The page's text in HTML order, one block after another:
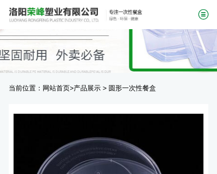
当前位置： 网站首页>产品展示> 圆形一次性餐盒